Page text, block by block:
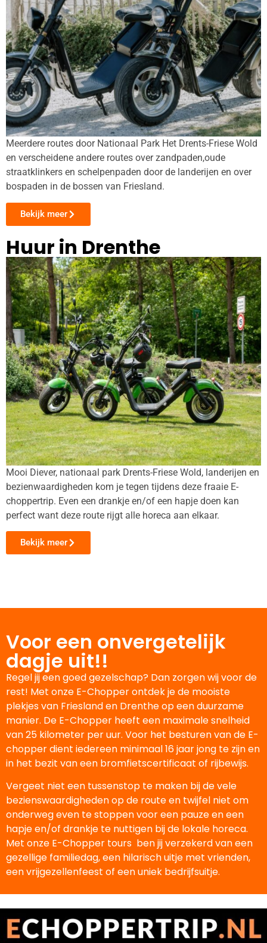
Meerdere routes door Nationaal Park Het Drents-Friese Wold
en verscheidene andere routes over zandpaden,oude
straatklinkers en schelpenpaden door de landerijen en over
bospaden in de bossen van Friesland.
Bekijk meer
Huur in Drenthe
Mooi Diever, nationaal park Drents-Friese Wold, landerijen en
bezienwaardigheden kom je tegen tijdens deze fraaie E-
choppertrip. Even een drankje en/of een hapje doen kan
perfect want deze route rijgt alle horeca aan elkaar.
Bekijk meer
Voor een onvergetelijk
dagje uit!!
Regel jij een goed gezelschap? Dan zorgen wij voor de
rest! Met onze E-Chopper ontdek je de mooiste
plekjes van Friesland en Drenthe op een duurzame
manier. De E-Chopper heeft een maximale snelheid
van 25 kilometer per uur. Voor het besturen van de E-
chopper dient iedereen minimaal 16 jaar jong te zijn en
in het bezit van een bromfietscertificaat of rijbewijs.
Vergeet niet een tussenstop te maken bij de vele
bezienswaardigheden op de route en twijfel niet om
onderweg even te stoppen voor een pauze en een
hapje en/of drankje te nuttigen bij de lokale horeca.
Met onze E-Chopper tours ben jij verzekerd van een
gezellige familiedag, een hilarisch uitje met vrienden,
een vrijgezellenfeest of een uniek bedrijfsuitje.